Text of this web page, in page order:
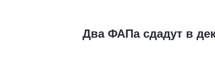
Два ФАПа сдадут в